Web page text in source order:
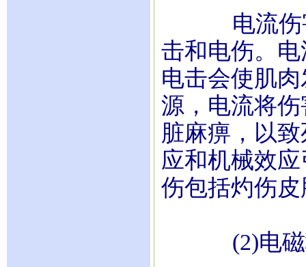
电流伤害
击和电伤。
电击会使肌
源，电流将
脏麻痹，以
应和机械效
伤包括灼伤
(2)电磁